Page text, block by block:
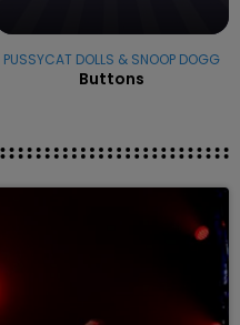
PUSSYCAT DOLLS & SNOOP DOGG
Buttons